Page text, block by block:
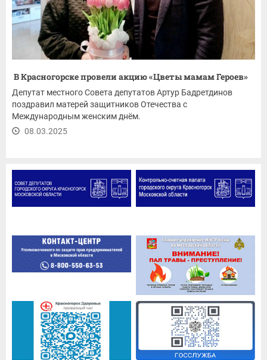
В Красногорске провели акцию «Цветы мамам Героев»
Депутат местного Совета депутатов Артур Бадретдинов
поздравил матерей защитников Отечества с
Международным женским днём.
08.03.2025